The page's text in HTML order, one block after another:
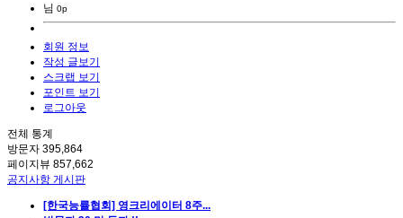
님 0p
회원 정보
작성 글보기
스크랩 보기
포인트 보기
로그아웃
전체 통계
방문자 395,864
페이지뷰 857,662
공지사항 게시판
[한국능률협회] 영크리에이터 8주...